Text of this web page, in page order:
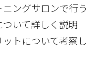
ングサロンで行う
いて詳しく説明
トについて考察し